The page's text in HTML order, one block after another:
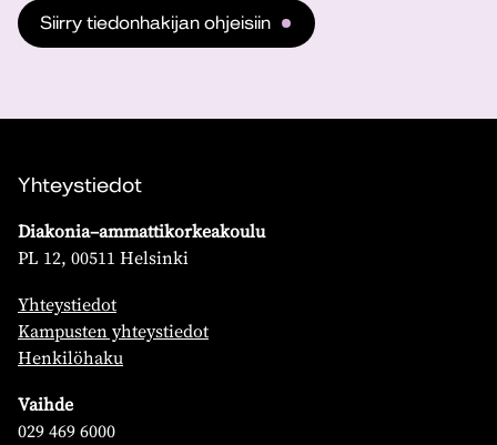
Siirry tiedonhakijan ohjeisiin
Yhteystiedot
Diakonia–ammattikorkeakoulu
PL 12, 00511 Helsinki
Yhteystiedot
Kampusten yhteystiedot
Henkilöhaku
Vaihde
029 469 6000